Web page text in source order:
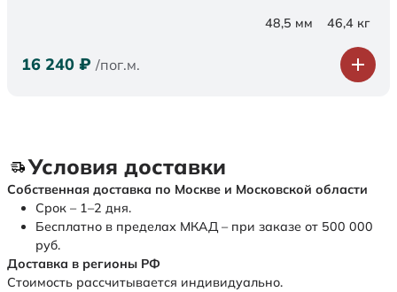
48,5 мм 46,4 кг
16 240 ₽ /пог.м.
Условия доставки
Собственная доставка по Москве и Московской области
Срок – 1–2 дня.
Бесплатно в пределах МКАД – при заказе от 500 000
руб.
Доставка в регионы РФ
Стоимость рассчитывается индивидуально.